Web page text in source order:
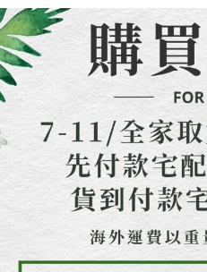
2.基於同意付款使用「大哥付你分期
資料（包含姓名、電話或地址）提供
由本公司與您本人進行分期帳單所需
3.完整用戶服務條款，請詳閱以下連結：
後付繳納相關費用。
※ 交易是否成功請以「AFTEE先享後
是否繳費成功／繳費後需取消欲退款
客戶支援中心」https://
【注意事項】
１．透過由恩沛科技股份有限公司提
易，需依本服務之必要範圍內提供個
權轉讓予恩沛科技股份有限公司。
２．關於個人資料處理事宜，請瀏覽
https://aftee.tw/terms/#terms3
３．未成年的使用者請事先徵得法定代
「AFTEE先享後付」，若未經同意申
４．使用「AFTEE先享後付」時，將
時審查核予不同之上限額度；若仍有
請求用戶進行身份認證。
每筆NT$65，滿NT$1,500(含以上
貨到付款
每筆NT$130，滿NT$1,500(含以上